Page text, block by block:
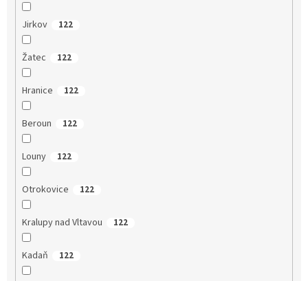
Jirkov 122
Žatec 122
Hranice 122
Beroun 122
Louny 122
Otrokovice 122
Kralupy nad Vltavou 122
Kadaň 122